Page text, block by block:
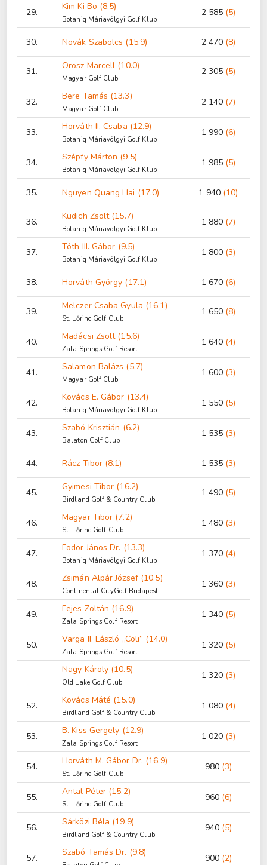
29.
Kim Ki Bo (8.5)
Botaniq Máriavölgyi Golf Klub
2 585 (5)
30. Novák Szabolcs (15.9) 2 470 (8)
31.
Orosz Marcell (10.0)
Magyar Golf Club
2 305 (5)
32.
Bere Tamás (13.3)
Magyar Golf Club
2 140 (7)
33.
Horváth II. Csaba (12.9)
Botaniq Máriavölgyi Golf Klub
1 990 (6)
34.
Szépfy Márton (9.5)
Botaniq Máriavölgyi Golf Klub
1 985 (5)
35. Nguyen Quang Hai (17.0) 1 940 (10)
36.
Kudich Zsolt (15.7)
Botaniq Máriavölgyi Golf Klub
1 880 (7)
37.
Tóth III. Gábor (9.5)
Botaniq Máriavölgyi Golf Klub
1 800 (3)
38. Horváth György (17.1) 1 670 (6)
39.
Melczer Csaba Gyula (16.1)
St. Lőrinc Golf Club
1 650 (8)
40.
Madácsi Zsolt (15.6)
Zala Springs Golf Resort
1 640 (4)
41.
Salamon Balázs (5.7)
Magyar Golf Club
1 600 (3)
42.
Kovács E. Gábor (13.4)
Botaniq Máriavölgyi Golf Klub
1 550 (5)
43.
Szabó Krisztián (6.2)
Balaton Golf Club
1 535 (3)
44. Rácz Tibor (8.1) 1 535 (3)
45.
Gyimesi Tibor (16.2)
Birdland Golf & Country Club
1 490 (5)
46.
Magyar Tibor (7.2)
St. Lőrinc Golf Club
1 480 (3)
47.
Fodor János Dr. (13.3)
Botaniq Máriavölgyi Golf Klub
1 370 (4)
48.
Zsimán Alpár József (10.5)
Continental CityGolf Budapest
1 360 (3)
49.
Fejes Zoltán (16.9)
Zala Springs Golf Resort
1 340 (5)
50.
Varga II. László „Coli” (14.0)
Zala Springs Golf Resort
1 320 (5)
Nagy Károly (10.5)
Old Lake Golf Club
1 320 (3)
52.
Kovács Máté (15.0)
Birdland Golf & Country Club
1 080 (4)
53.
B. Kiss Gergely (12.9)
Zala Springs Golf Resort
1 020 (3)
54.
Horváth M. Gábor Dr. (16.9)
St. Lőrinc Golf Club
980 (3)
55.
Antal Péter (15.2)
St. Lőrinc Golf Club
960 (6)
56.
Sárközi Béla (19.9)
Birdland Golf & Country Club
940 (5)
57.
Szabó Tamás Dr. (9.8)
900 (2)